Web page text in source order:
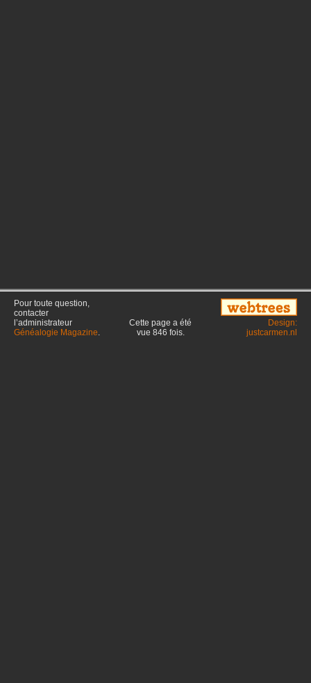
Pour toute question,
contacter
l’administrateur
Généalogie Magazine.
Cette page a été
vue 846 fois.
Design:
justcarmen.nl